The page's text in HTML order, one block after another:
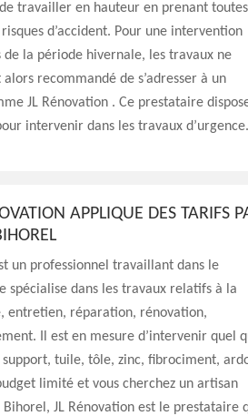
travailler en hauteur en prenant
d’accident. Pour une intervention
de la période hivernale, les travaux ne
recommandé de s’adresser à un
JL Rénovation . Ce prestataire
intervenir dans les travaux d’urgence.
APPLIQUE DES TARIFS
un professionnel travaillant dans le
spécialise dans les travaux relatifs à la
entretien, réparation, rénovation,
Il est en mesure d’intervenir quel
tuile, tôle, zinc, fibrociment,
limité et vous cherchez un artisan
JL Rénovation est le prestataire